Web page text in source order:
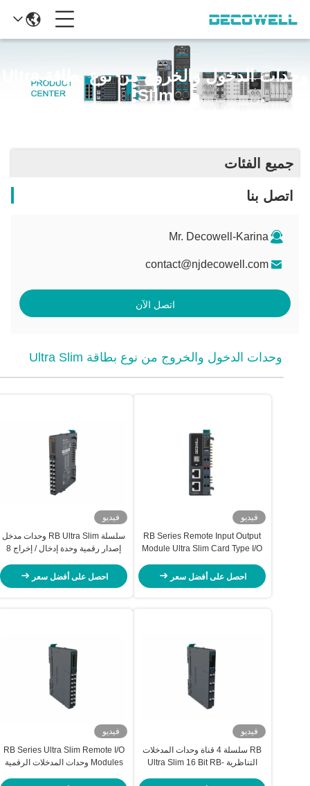
وحدات الدخول والخروج من نوع بطاقة Ultra
Slim
جميع الفئات
اتصل بنا
Mr. Decowell-Karina
contact@njdecowell.com
اتصل الآن
وحدات الدخول والخروج من نوع بطاقة Ultra Slim
فيديو
RB Series Remote Input Output
Module Ultra Slim Card Type I/O
والخروج عن بعد من سلسلة RB)
احصل على أفضل سعر
فيديو
سلسلة RB Ultra Slim وحدات مدخل
إصدار رقمية وحدة إدخال / إخراج 8
احصل على أفضل سعر
فيديو
RB سلسلة 4 قناة وحدات المدخلات
التناظرية Ultra Slim 16 Bit RB-
فيديو
RB Series Ultra Slim Remote I/O
Modules وحدات المدخلات الرقمية